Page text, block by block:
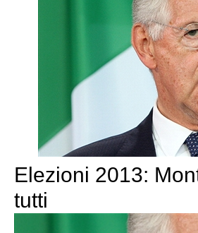
Elezioni 2013:
tutti